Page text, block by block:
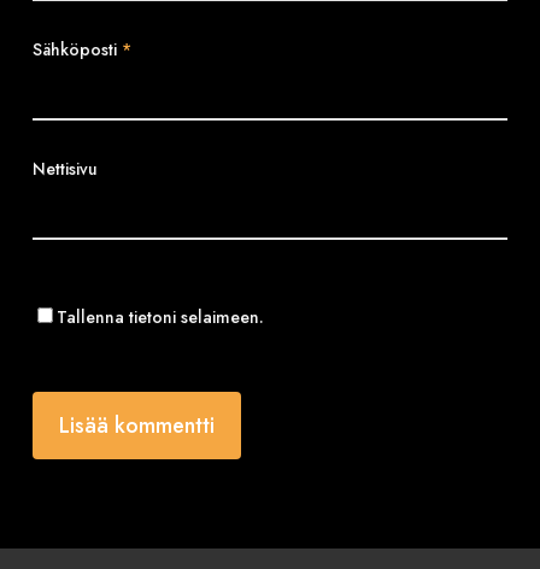
Sähköposti *
Nettisivu
Tallenna tietoni selaimeen.